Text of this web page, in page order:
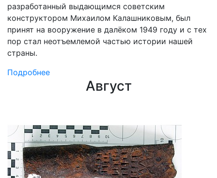
разработанный выдающимся советским
конструктором Михаилом Калашниковым, был
принят на вооружение в далёком 1949 году и с тех
пор стал неотъемлемой частью истории нашей
страны.
Подробнее
Август